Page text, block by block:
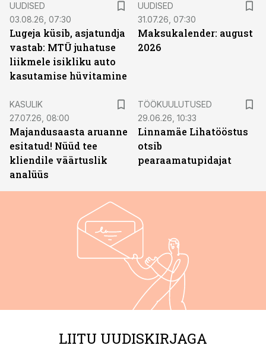
UUDISED
03.08.26, 07:30
Lugeja küsib, asjatundja
vastab: MTÜ juhatuse
liikmele isikliku auto
kasutamise hüvitamine
UUDISED
31.07.26, 07:30
Maksukalender: august
2026
KASULIK
27.07.26, 08:00
Majandusaasta aruanne
esitatud! Nüüd tee
kliendile väärtuslik
analüüs
TÖÖKUULUTUSED
29.06.26, 10:33
Linnamäe Lihatööstus
otsib
pearaamatupidajat
LIITU UUDISKIRJAGA